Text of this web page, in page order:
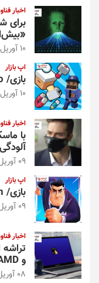
اخبار
برای
10 آوریل 2024
اپ بازار
بازی/ Hide.io؛ از چشم بقیه پنهان شوید
10 آوریل 2024
اخبار
با
09 آوریل 2024
اپ بازار
بازی/ Agent Dash؛ سکه‌ها را جمع کنید
09 آوریل 2024
اخبار
و AMD را شکست داد
08 آوریل 2024